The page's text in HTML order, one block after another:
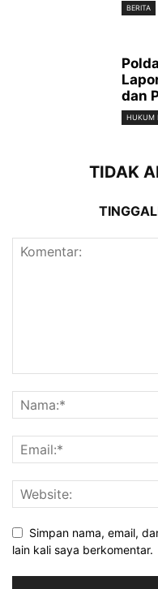
BERITA
dan
HUKUM
TIDAK
Simpan nama, email,
lain kali saya berkomentar.